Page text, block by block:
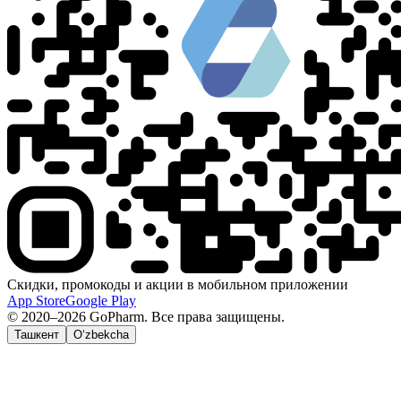
Скидки, промокоды и акции в мобильном приложении
App StoreGoogle Play
© 2020–2026 GoPharm. Все права защищены.
Ташкент O‘zbekcha